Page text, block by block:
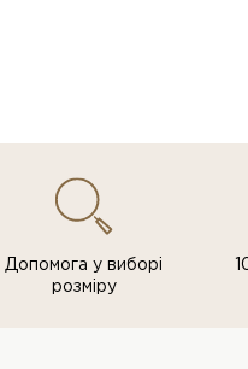
Допомога у виборі
розміру